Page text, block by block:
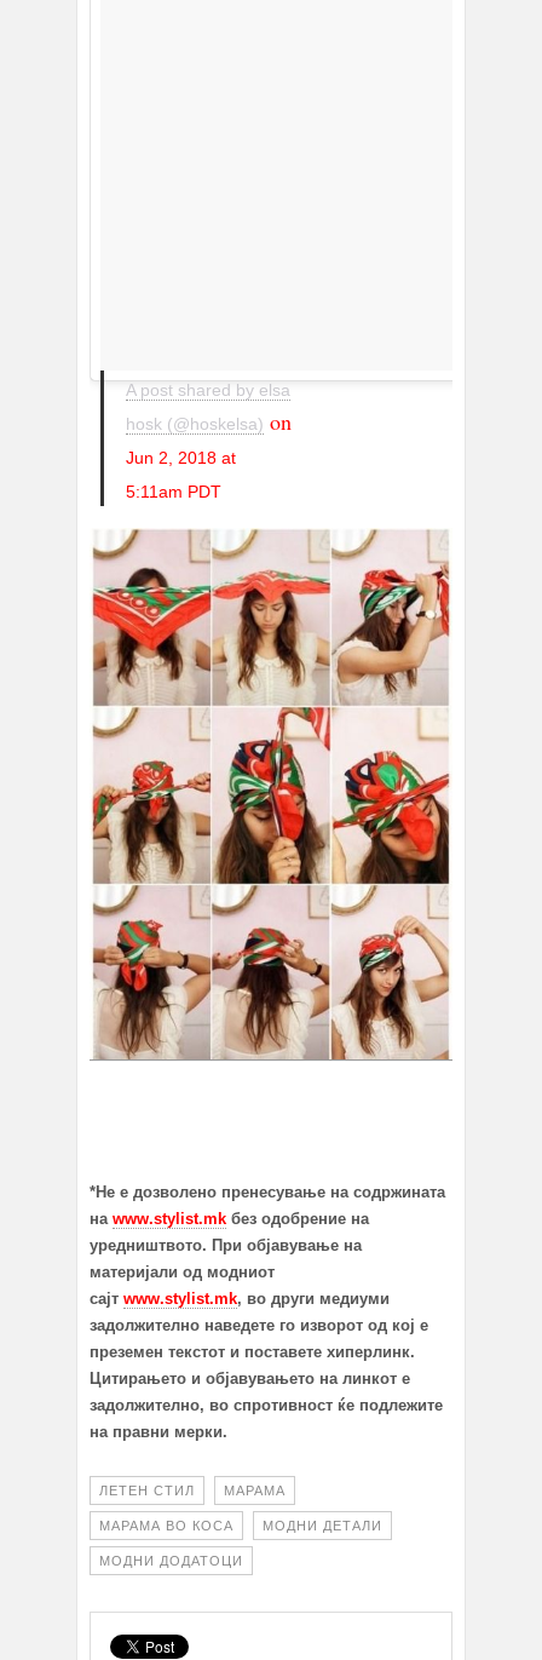
A post shared by elsa
hosk (@hoskelsa) on
Jun 2, 2018 at
5:11am PDT
*Не е дозволено пренесување на содржината
на www.stylist.mk без одобрение на
уредништвото. При објавување на
материјали од модниот
сајт www.stylist.mk, во други медиуми
задолжително наведете го изворот од кој е
преземен текстот и поставете хиперлинк.
Цитирањето и објавувањето на линкот е
задолжително, во спротивност ќе подлежите
на правни мерки.
ЛЕТЕН СТИЛ МАРАМА
МАРАМА ВО КОСА МОДНИ ДЕТАЛИ
МОДНИ ДОДАТОЦИ